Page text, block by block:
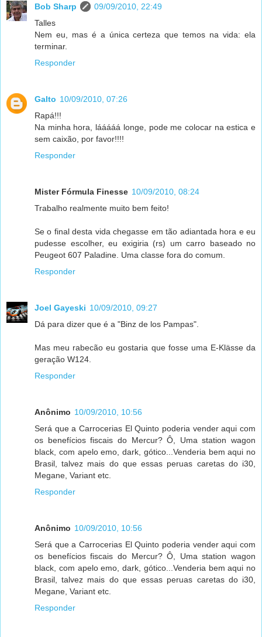
Bob Sharp
09/09/2010, 22:49
Talles
Nem eu, mas é a única certeza que temos na vida: ela
terminar.
Responder
Galto 10/09/2010, 07:26
Rapá!!!
Na minha hora, lááááá longe, pode me colocar na estica e
sem caixão, por favor!!!!
Responder
Mister Fórmula Finesse 10/09/2010, 08:24
Trabalho realmente muito bem feito!
Se o final desta vida chegasse em tão adiantada hora e eu
pudesse escolher, eu exigiria (rs) um carro baseado no
Peugeot 607 Paladine. Uma classe fora do comum.
Responder
Joel Gayeski 10/09/2010, 09:27
Dá para dizer que é a "Binz de los Pampas".
Mas meu rabecão eu gostaria que fosse uma E-Klässe da
geração W124.
Responder
Anônimo 10/09/2010, 10:56
Será que a Carrocerias El Quinto poderia vender aqui com
os benefícios fiscais do Mercur? Ô, Uma station wagon
black, com apelo emo, dark, gótico...Venderia bem aqui no
Brasil, talvez mais do que essas peruas caretas do i30,
Megane, Variant etc.
Responder
Anônimo 10/09/2010, 10:56
Será que a Carrocerias El Quinto poderia vender aqui com
os benefícios fiscais do Mercur? Ô, Uma station wagon
black, com apelo emo, dark, gótico...Venderia bem aqui no
Brasil, talvez mais do que essas peruas caretas do i30,
Megane, Variant etc.
Responder